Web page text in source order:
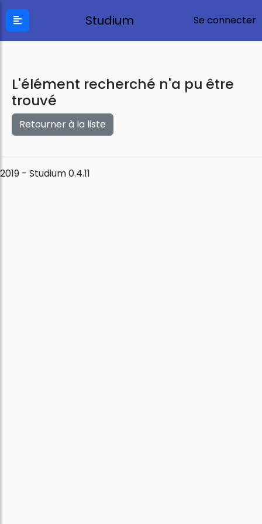
Studium Se connecter
L'élément recherché n'a pu être
trouvé
Retourner à la liste
2019 - Studium 0.4.11